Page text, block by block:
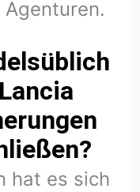
hat es sich